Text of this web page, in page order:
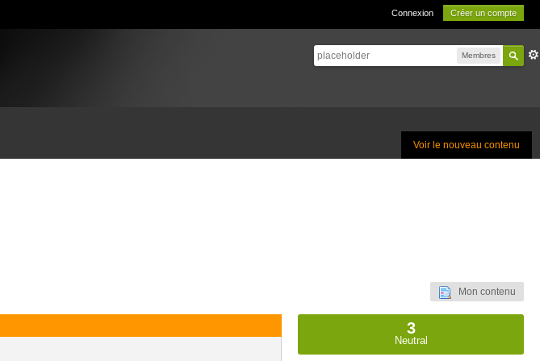
Connexion Créer un compte
Membres
Voir le nouveau contenu
Mon contenu
3
Neutral